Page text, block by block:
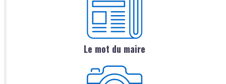
Le mot du maire